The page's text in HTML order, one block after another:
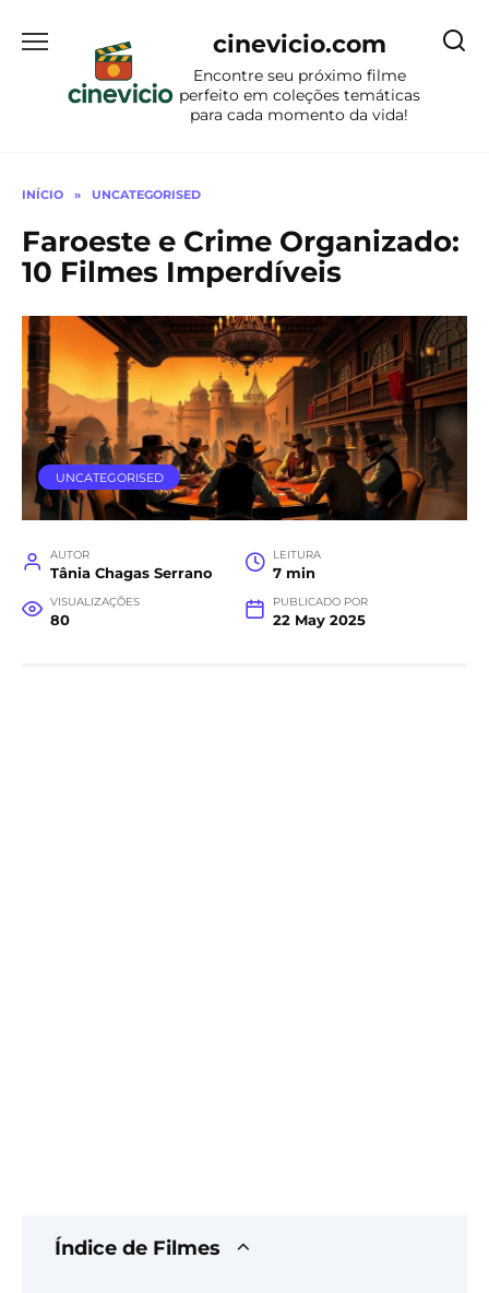
para
conteúdo
cinevicio.com
Encontre seu próximo filme
perfeito em coleções temáticas
para cada momento da vida!
INÍCIO » UNCATEGORISED
Faroeste e Crime Organizado:
10 Filmes Imperdíveis
UNCATEGORISED
AUTOR
Tânia Chagas Serrano
LEITURA
7 min
VISUALIZAÇÕES
80
PUBLICADO POR
22 May 2025
Índice de Filmes